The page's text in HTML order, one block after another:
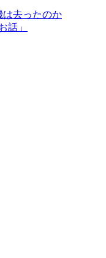
は去ったのか
話」